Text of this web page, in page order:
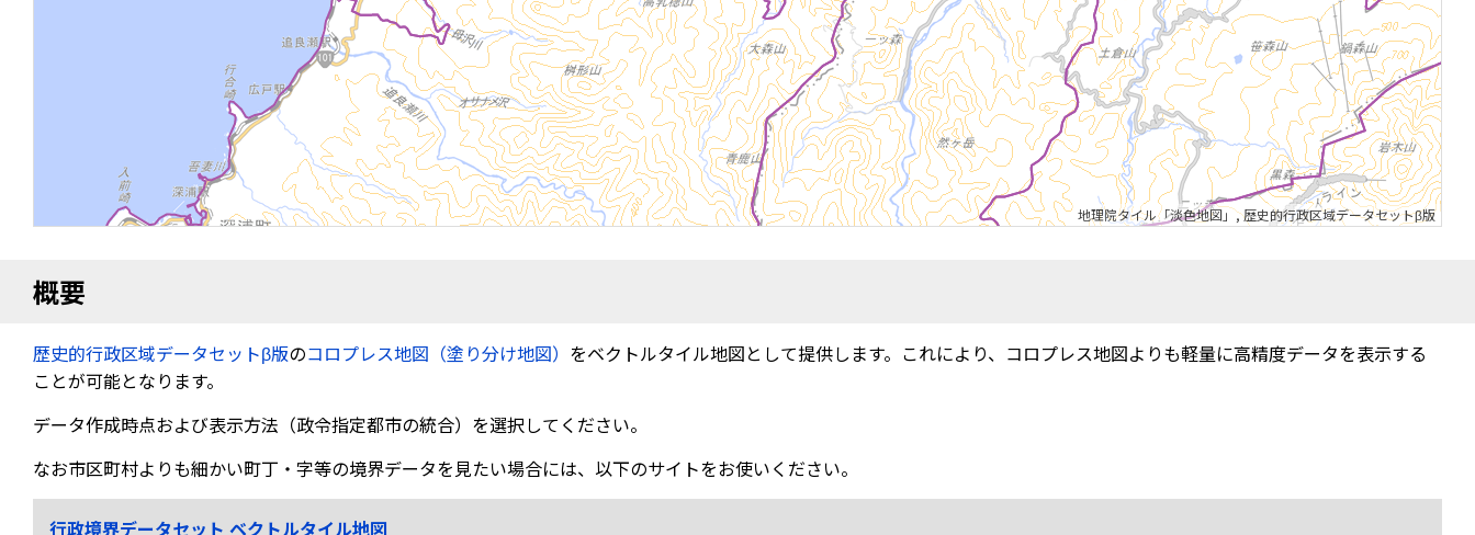
地理院タイル「淡色地図」,歴史的行政区域データセットβ版
概要
歴史的行政区域データセットβ版のコロプレス地図（塗り分け地図） をベクトルタイル地図として提供します。これにより、コロプレス地図よりも軽量に高精度データを表示する
ことが可能となります。
データ作成時点および表示方法（政令指定都市の統合）を選択してください。
なお市区町村よりも細かい町丁・字等の境界データを見たい場合には、以下のサイトをお使いください。
行政境界データセット ベクトルタイル地図